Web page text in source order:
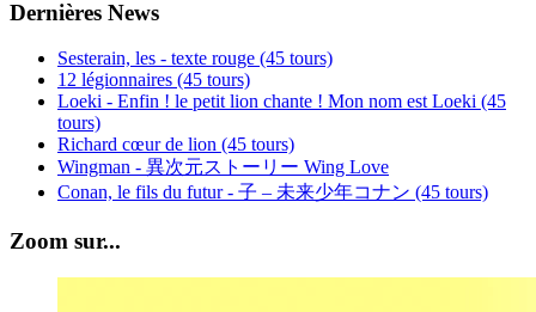
Dernières News
Sesterain, les - texte rouge (45 tours)
12 légionnaires (45 tours)
Loeki - Enfin ! le petit lion chante ! Mon nom est Loeki (45
tours)
Richard cœur de lion (45 tours)
Wingman - 異次元ストーリー Wing Love
Conan, le fils du futur - 子 – 未来少年コナン (45 tours)
Zoom sur...